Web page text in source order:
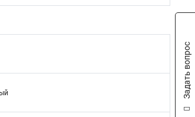
Задать вопрос